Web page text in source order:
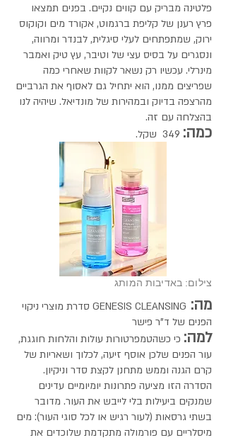
פלטינה מבריק עם קווים נקיים. בפנים תמצאו
פרץ רענן של קליפת ברגמוט, אקורד מים וקוקוס
ירוק, שמתפתחים לעלי סיגלית, לבנדר ומרווה,
ונסגרים על בסיס עצי של וטיבר, עץ טיק ואמבר
מינרלי. עכשיו רק נשאר לקוות שאחרי כמה
שפריצים ממנו, הוא יתחיל גם לאסוף את הגרביים
מהרצפה בדיוק ובמהירות של מונדיאל. שיהיה לנו
בהצלחה עם זה.
כמה:
צילום: באדיבות המותג
מה:
GENESIS CLEANSING סדרת מוצרי ניקוי
הפנים של ד"ר פישר
למה: כי כשהטמפרטורות עולות והלחות חוגגת,
עור הפנים שלכן אוסף זיעה, לכלוך ושאריות של
קרם הגנה וממש מתחנן לקצת סדר וניקיון.
הסדרה הזו מציעה פתרונות יומיומיים עדינים
שמנקים ביעילות בלי לייבש את העור. מדובר
בשתי גרסאות (לעור רגיש או לכל סוגי העור): מים
מיסלריים עם פורמולה מתקדמת שלוכדים את